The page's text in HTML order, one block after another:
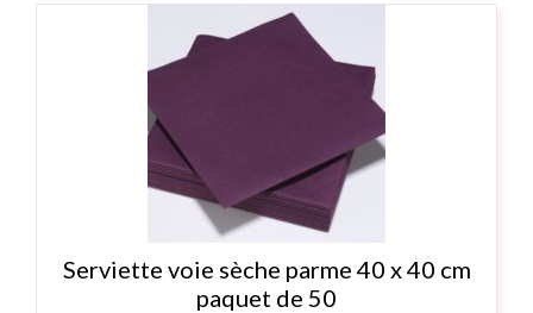
Serviette voie sèche parme 40 x 40 cm
paquet de 50